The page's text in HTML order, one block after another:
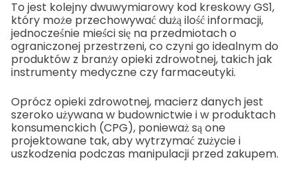
To jest kolejny dwuwymiarowy kod kreskowy GS1,
który może przechowywać dużą ilość informacji,
jednocześnie mieści się na przedmiotach o
ograniczonej przestrzeni, co czyni go idealnym do
produktów z branży opieki zdrowotnej, takich jak
instrumenty medyczne czy farmaceutyki.
Oprócz opieki zdrowotnej, macierz danych jest
szeroko używana w budownictwie i w produktach
konsumenckich (CPG), ponieważ są one
projektowane tak, aby wytrzymać zużycie i
uszkodzenia podczas manipulacji przed zakupem.